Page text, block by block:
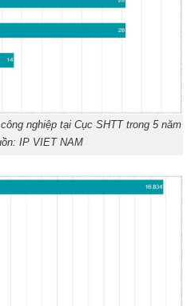
nghiệp tại Cục SHTT trong 5 năm
IP VIET NAM